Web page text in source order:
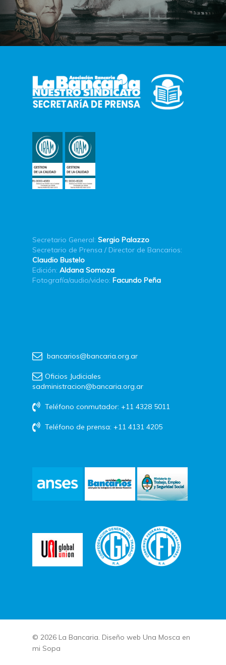
Secretario General: Sergio Palazzo
Secretario de Prensa / Director de Bancarios:
Claudio Bustelo
Edición: Aldana Somoza
Fotografía/audio/video: Facundo Peña
bancarios@bancaria.org.ar
Oficios Judiciales
sadministracion@bancaria.org.ar
Teléfono conmutador: +11 4328 5011
Teléfono de prensa: +11 4131 4205
© 2026 La Bancaria. Diseño web Una Mosca en
mi Sopa